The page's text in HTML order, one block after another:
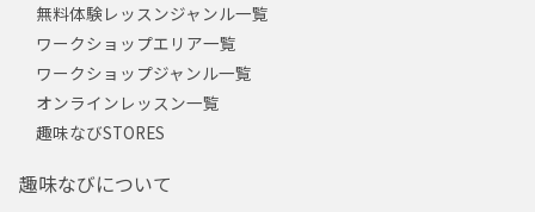
無料体験レッスンジャンル一覧
ワークショップエリア一覧
ワークショップジャンル一覧
オンラインレッスン一覧
趣味なびSTORES
趣味なびについて